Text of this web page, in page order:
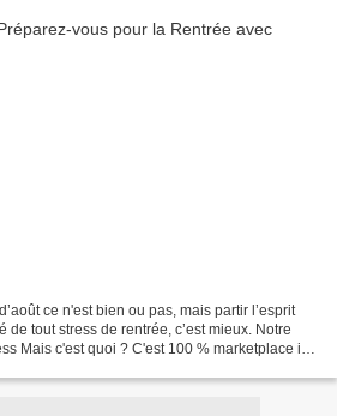
ce n'est bien ou pas, mais partir l’esprit
tout stress de rentrée, c’est mieux. Notre
Mais c'est quoi ? C'est 100 % marketplace il y